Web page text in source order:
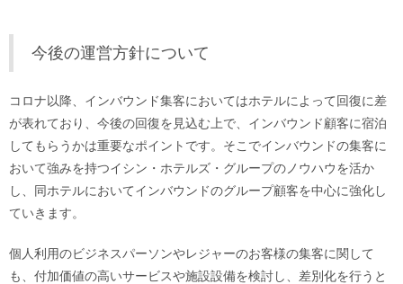
今後の運営方針について
コロナ以降、インバウンド集客においてはホテルによって回復に差
が表れており、今後の回復を見込む上で、インバウンド顧客に宿泊
してもらうかは重要なポイントです。そこでインバウンドの集客に
おいて強みを持つイシン・ホテルズ・グループのノウハウを活か
し、同ホテルにおいてインバウンドのグループ顧客を中心に強化し
ていきます。
個人利用のビジネスパーソンやレジャーのお客様の集客に関して
も、付加価値の高いサービスや施設設備を検討し、差別化を行うと